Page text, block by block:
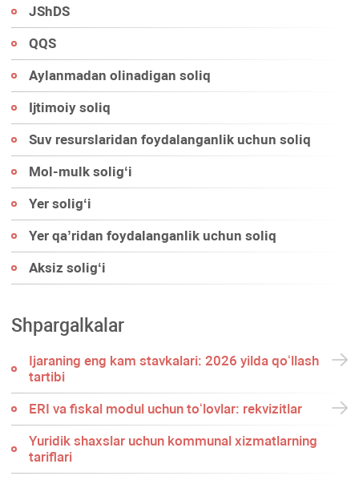
JShDS
QQS
Aylanmadan olinadigan soliq
Ijtimoiy soliq
Suv resurslaridan foydalanganlik uchun soliq
Mol-mulk soligʻi
Yer soligʻi
Yer qa’ridan foydalanganlik uchun soliq
Aksiz soligʻi
Shpargalkalar
Ijaraning eng kam stavkalari: 2026 yilda qoʻllash
tartibi
ERI va fiskal modul uchun toʻlovlar: rekvizitlar
Yuridik shaхslar uchun kommunal хizmatlarning
tariflari